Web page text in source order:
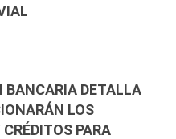
BANCARIA DETALLA
LOS
PARA